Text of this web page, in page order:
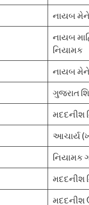
નાયબ
નાયબ
નિયામક
નાયબ
ગુજરાત
મદદનીશ
આચાર્ય
નિયામક
મદદનીશ
મદદનીશ